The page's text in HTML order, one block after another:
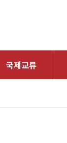
국제교류